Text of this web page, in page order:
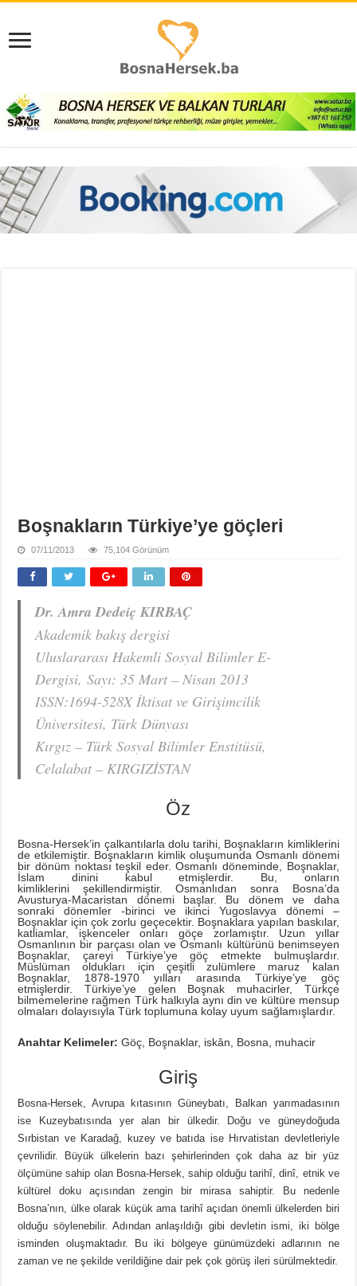
Boşnakların Türkiye’ye göçleri
07/11/2013 75,104 Görünüm
Dr. Amra Dedeiç KIRBAÇ
Akademik bakış dergisi
Uluslararası Hakemli Sosyal Bilimler E-
Dergisi, Sayı: 35 Mart – Nisan 2013
ISSN:1694-528X İktisat ve Girişimcilik
Üniversitesi, Türk Dünyası
Kırgız – Türk Sosyal Bilimler Enstitüsü,
Celalabat – KIRGIZİSTAN
Öz
Bosna-Hersek’in çalkantılarla dolu tarihi, Boşnakların kimliklerini
de etkilemiştir. Boşnakların kimlik oluşumunda Osmanlı dönemi
bir dönüm noktası teşkil eder. Osmanlı döneminde, Boşnaklar,
İslam dinini kabul etmişlerdir. Bu, onların
kimliklerini şekillendirmiştir. Osmanlıdan sonra Bosna’da
Avusturya-Macaristan dönemi başlar. Bu dönem ve daha
sonraki dönemler -birinci ve ikinci Yugoslavya dönemi –
Boşnaklar için çok zorlu geçecektir. Boşnaklara yapılan baskılar,
katliamlar, işkenceler onları göçe zorlamıştır. Uzun yıllar
Osmanlının bir parçası olan ve Osmanlı kültürünü benimseyen
Boşnaklar, çareyi Türkiye’ye göç etmekte bulmuşlardır.
Müslüman oldukları için çeşitli zulümlere maruz kalan
Boşnaklar, 1878-1970 yılları arasında Türkiye’ye göç
etmişlerdir. Türkiye’ye gelen Boşnak muhacirler, Türkçe
bilmemelerine rağmen Türk halkıyla aynı din ve kültüre mensup
olmaları dolayısıyla Türk toplumuna kolay uyum sağlamışlardır.
Anahtar Kelimeler: Göç, Boşnaklar, iskân, Bosna, muhacir
Giriş
Bosna-Hersek, Avrupa kıtasının Güneybatı, Balkan yarımadasının
ise Kuzeybatısında yer alan bir ülkedir. Doğu ve güneydoğuda
Sırbistan ve Karadağ, kuzey ve batıda ise Hırvatistan devletleriyle
çevrilidir. Büyük ülkelerin bazı şehirlerinden çok daha az bir yüz
ölçümüne sahip olan Bosna-Hersek, sahip olduğu tarihî, dinî, etnik ve
kültürel doku açısından zengin bir mirasa sahiptir. Bu nedenle
Bosna’nın, ülke olarak küçük ama tarihî açıdan önemli ülkelerden biri
olduğu söylenebilir. Adından anlaşıldığı gibi devletin ismi, iki bölge
isminden oluşmaktadır. Bu iki bölgeye günümüzdeki adlarının ne
zaman ve ne şekilde verildiğine dair pek çok görüş ileri sürülmektedir.